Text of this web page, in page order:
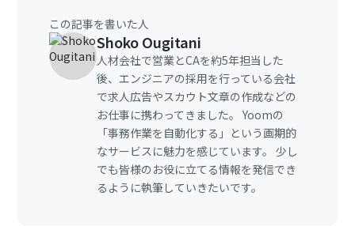
この記事を書いた人
Shoko Ougitani
人材会社で営業とCAを約5年担当した
後、エンジニアの採用を行っている会社
で求人広告やスカウト文章の作成などの
お仕事に携わってきました。 Yoomの
「事務作業を自動化する」という画期的
なサービスに魅力を感じています。 少し
でも皆様のお役に立てる情報を発信でき
るように執筆していきたいです。